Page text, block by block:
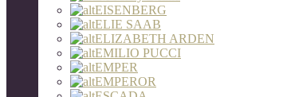
EISENBERG
ELIE SAAB
ELIZABETH ARDEN
EMILIO PUCCI
EMPER
EMPEROR